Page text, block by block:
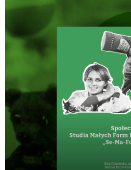
Odtwarzacz
dźwiękowych